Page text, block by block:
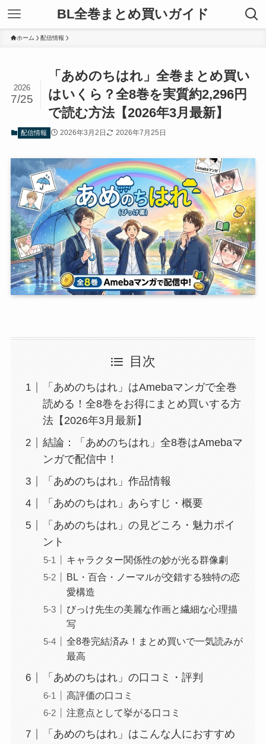
BL全巻まとめ買いガイド
ホーム 配信情報
「あめのちはれ」全巻まとめ買い
はいくら？全8巻を実質約2,296円
で読む方法【2026年3月最新】
2026
7/25
配信情報 2026年3月2日 2026年7月25日
目次
「あめのちはれ」はAmebaマンガで全巻
読める！全8巻をお得にまとめ買いする方
法【2026年3月最新】
結論：「あめのちはれ」全8巻はAmebaマ
ンガで配信中！
「あめのちはれ」作品情報
「あめのちはれ」あらすじ・概要
「あめのちはれ」の見どころ・魅力ポイ
ント
キャラクター関係性の妙が光る群像劇
BL・百合・ノーマルが交錯する独特の恋
愛構造
びっけ先生の美麗な作画と繊細な心理描
写
全8巻完結済み！まとめ買いで一気読みが
最高
「あめのちはれ」の口コミ・評判
高評価の口コミ
注意点として挙がる口コミ
「あめのちはれ」はこんな人におすすめ